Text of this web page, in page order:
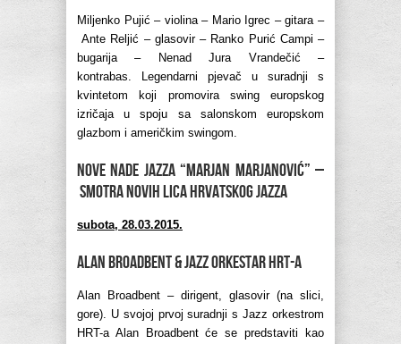
Miljenko Pujić – violina – Mario Igrec – gitara –
Ante Reljić – glasovir – Ranko Purić Campi –
bugarija – Nenad Jura Vrandečić –
kontrabas. Legendarni pjevač u suradnji s
kvintetom koji promovira swing europskog
izričaja u spoju sa salonskom europskom
glazbom i američkim swingom.
Nove nade jazza “Marjan Marjanović” –
Smotra novih lica hrvatskog jazza
subota, 28.03.2015.
Alan Broadbent & Jazz orkestar HRT-a
Alan Broadbent – dirigent, glasovir (na slici,
gore). U svojoj prvoj suradnji s Jazz orkestrom
HRT-a Alan Broadbent će se predstaviti kao